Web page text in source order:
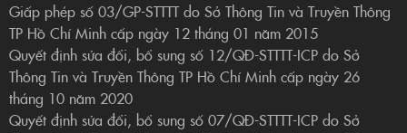
Giấp phép số 03/GP-STTTT do Sở Thông Tin và Truyền Thông
TP Hồ Chí Minh cấp ngày 12 tháng 01 năm 2015
Quyết định sửa đổi, bổ sung số 12/QĐ-STTTT-ICP do Sở
Thông Tin và Truyền Thông TP Hồ Chí Minh cấp ngày 26
tháng 10 năm 2020
Quyết định sửa đổi, bổ sung số 07/QĐ-STTTT-ICP do Sở